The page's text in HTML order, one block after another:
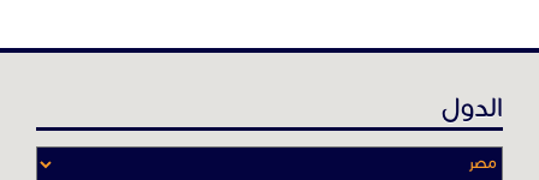
عن موقع حراج خدمة